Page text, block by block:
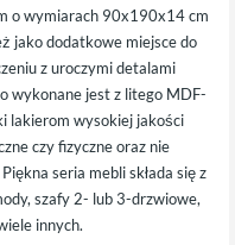
o wymiarach 90x190x14 cm
jako dodatkowe miejsce do
z uroczymi detalami
wykonane jest z litego MDF-
lakierom wysokiej jakości
czy fizyczne oraz nie
seria mebli składa się z
szafy 2- lub 3-drzwiowe,
innych.